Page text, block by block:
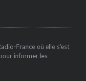
France où elle s'est
informer les